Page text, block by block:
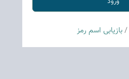
/بازیابی اسم رمز